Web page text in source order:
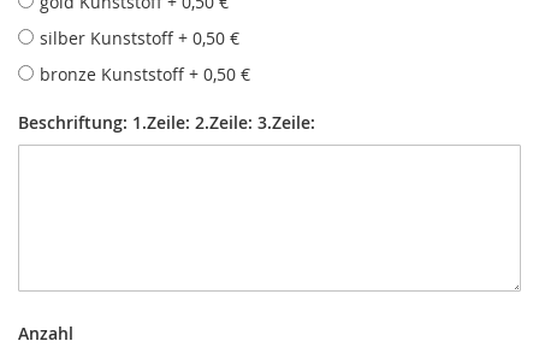
silber Kunststoff + 0,50 €
bronze Kunststoff + 0,50 €
Beschriftung: 1.Zeile: 2.Zeile: 3.Zeile:
Anzahl